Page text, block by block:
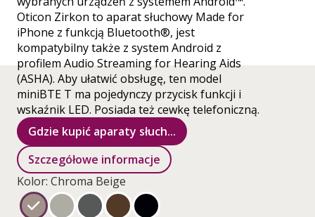
Oticon Zirkon to aparat słuchowy Made for
iPhone z funkcją Bluetooth®, jest
kompatybilny także z system Android z
profilem Audio Streaming for Hearing Aids
(ASHA). Aby ułatwić obsługę, ten model
miniBTE T ma pojedynczy przycisk funkcji i
wskaźnik LED. Posiada też cewkę telefoniczną.
Gdzie kupić aparaty słuch...
Szczegółowe informacje
Kolor: Chroma Beige